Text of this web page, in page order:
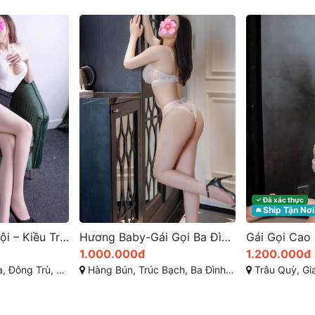
Hương Baby-Gái Gọi Ba Đình – Thân Hình Cực Đẹp, Dịch Vụ Làm Tình Chất Lượng Trong Tầm Tay
Đình, Hà Nội
Đã xác thực
Ship Tận Nơi
Gái Gọi Cao Cấp Hà Nội: Trải Nghiệm Tình Dục Hạng Sang
1.200.000đ
Trâu Quỳ, Gia Lâm, Hà Nội
1.000.000đ
Hàng Bún, Trúc